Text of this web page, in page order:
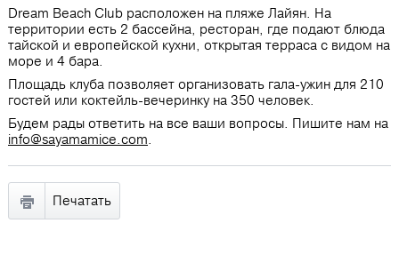
Dream Beach Club расположен на пляже Лайян. На
территории есть 2 бассейна, ресторан, где подают блюда
тайской и европейской кухни, открытая терраса с видом на
море и 4 бара.
Площадь клуба позволяет организовать гала-ужин для 210
гостей или коктейль-вечеринку на 350 человек.
Будем рады ответить на все ваши вопросы. Пишите нам на
info@sayamamice.com.
Печатать